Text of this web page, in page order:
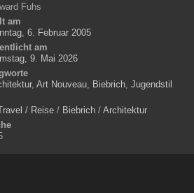
Fuhs
am
6. Februar 2005
am
9. Mai 2026
, Art Nouveau, Biebrich, Jugendstil
/ Reise/ Biebrich/ Architektur